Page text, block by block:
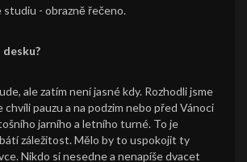
studiu - obrazně řečeno.
ale zatím není jasné kdy. Rozhodli jsme
chvíli pauzu a na podzim nebo před Vánoci
jarního a letního turné. To je
záležitost. Mělo by to uspokojit ty
Nikdo si nesedne a nenapíše dvacet